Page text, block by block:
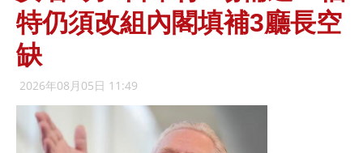
特仍須改組內閣填補3廳長空
缺
2026年08月05日 11:49